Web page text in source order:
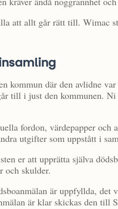
att allt går rätt till. Wimac
kommun där den avlidne
till i just den kommunen.
fordon, värdepapper
utgifter som uppstått i
er att upprätta själva
och skulder.
är uppfyllda, det
är klar skickas den till